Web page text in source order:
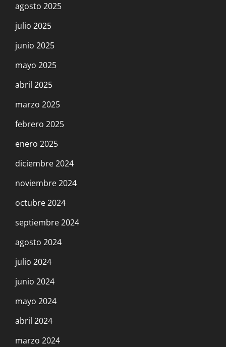
agosto 2025
julio 2025
junio 2025
mayo 2025
abril 2025
marzo 2025
febrero 2025
enero 2025
diciembre 2024
noviembre 2024
octubre 2024
septiembre 2024
agosto 2024
julio 2024
junio 2024
mayo 2024
abril 2024
marzo 2024